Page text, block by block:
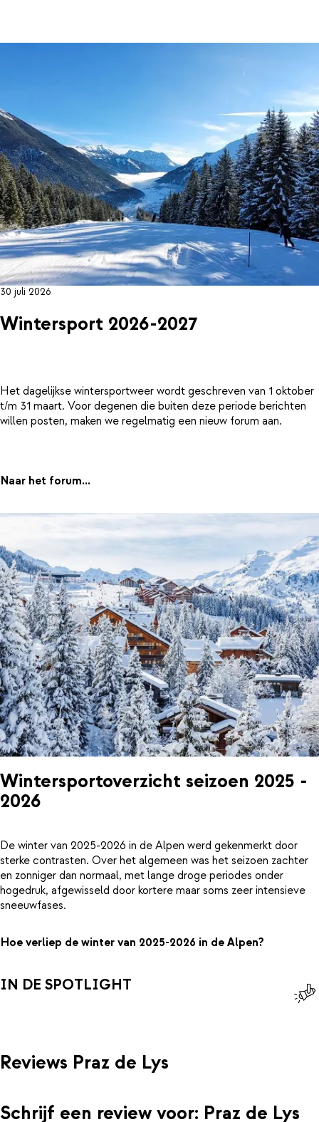
30 juli 2026
Wintersport 2026-2027
Het dagelijkse wintersportweer wordt geschreven van 1 oktober
t/m 31 maart. Voor degenen die buiten deze periode berichten
willen posten, maken we regelmatig een nieuw forum aan.
Naar het forum...
Wintersportoverzicht seizoen 2025 -
2026
De winter van 2025-2026 in de Alpen werd gekenmerkt door
sterke contrasten. Over het algemeen was het seizoen zachter
en zonniger dan normaal, met lange droge periodes onder
hogedruk, afgewisseld door kortere maar soms zeer intensieve
sneeuwfases.
Hoe verliep de winter van 2025-2026 in de Alpen?
IN DE SPOTLIGHT
Reviews Praz de Lys
Schrijf een review voor: Praz de Lys